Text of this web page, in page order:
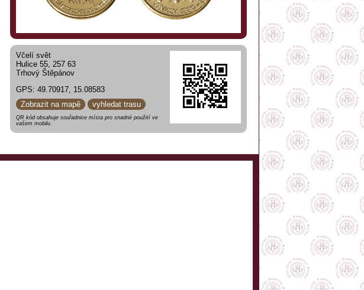
Včelí svět
Hulice 55, 257 63
Trhový Štěpánov
GPS: 49.70917, 15.08583
Zobrazit na mapě
vyhledat trasu
QR kód obsahuje souřadnice místa pro snadné použití ve
vašem mobilu.